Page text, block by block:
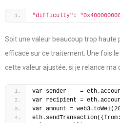
"difficulty" :
Soit une valeur beaucoup trop haute
efficace sur ce traitement. Une fois
cette valeur ajustée, si je relance
var sender    =
var recipient =
var amount =